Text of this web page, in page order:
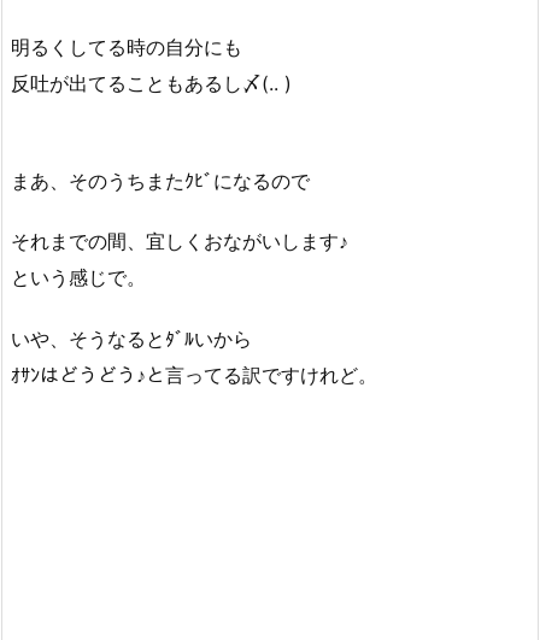
明るくしてる時の自分にも
反吐が出てることもあるし〆(.. )
まあ、そのうちまたｸﾋﾞになるので
それまでの間、宜しくおながいします♪
という感じで。
いや、そうなるとﾀﾞﾙいから
ｵｻﾝはどうどう♪と言ってる訳ですけれど。